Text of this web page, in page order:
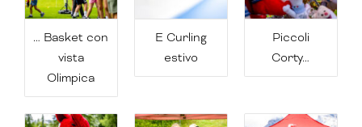
… Basket con
vista
Olimpica
E Curling
estivo
Piccoli
Corty…